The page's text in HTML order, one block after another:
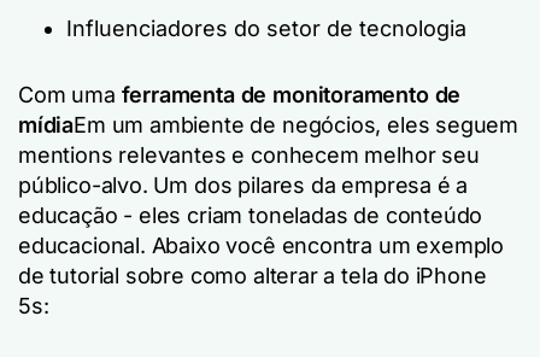
Influenciadores do setor de tecnologia
Com uma ferramenta de monitoramento de
mídiaEm um ambiente de negócios, eles seguem
mentions relevantes e conhecem melhor seu
público-alvo. Um dos pilares da empresa é a
educação - eles criam toneladas de conteúdo
educacional. Abaixo você encontra um exemplo
de tutorial sobre como alterar a tela do iPhone
5s: